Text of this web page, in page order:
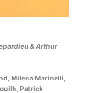
& Arthur
Milena Marinelli,
Patrick